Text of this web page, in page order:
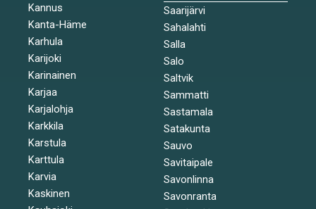
Kannus
Kanta-Häme
Karhula
Karijoki
Karinainen
Karjaa
Karjalohja
Karkkila
Karstula
Karttula
Karvia
Kaskinen
Saarijärvi
Sahalahti
Salla
Salo
Saltvik
Sammatti
Sastamala
Satakunta
Sauvo
Savitaipale
Savonlinna
Savonranta